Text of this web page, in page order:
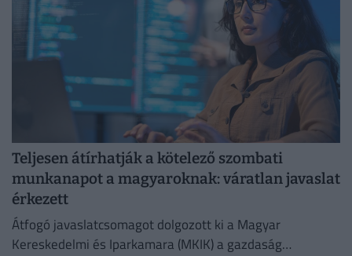
Teljesen átírhatják a kötelező szombati
munkanapot a magyaroknak: váratlan javaslat
érkezett
Átfogó javaslatcsomagot dolgozott ki a Magyar
Kereskedelmi és Iparkamara (MKIK) a gazdaság